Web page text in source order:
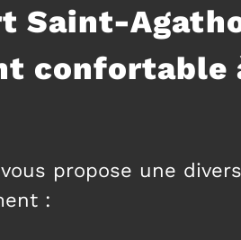
Saint-
confortable
vous propose une
: